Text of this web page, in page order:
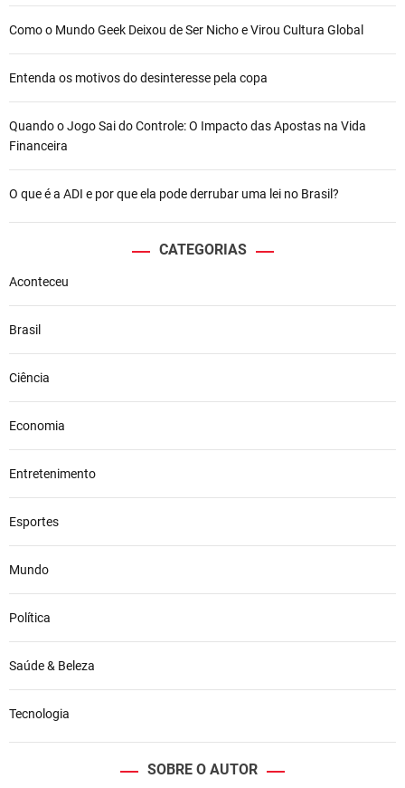
Como o Mundo Geek Deixou de Ser Nicho e Virou Cultura Global
Entenda os motivos do desinteresse pela copa
Quando o Jogo Sai do Controle: O Impacto das Apostas na Vida
Financeira
O que é a ADI e por que ela pode derrubar uma lei no Brasil?
CATEGORIAS
Aconteceu
Brasil
Ciência
Economia
Entretenimento
Esportes
Mundo
Política
Saúde & Beleza
Tecnologia
SOBRE O AUTOR